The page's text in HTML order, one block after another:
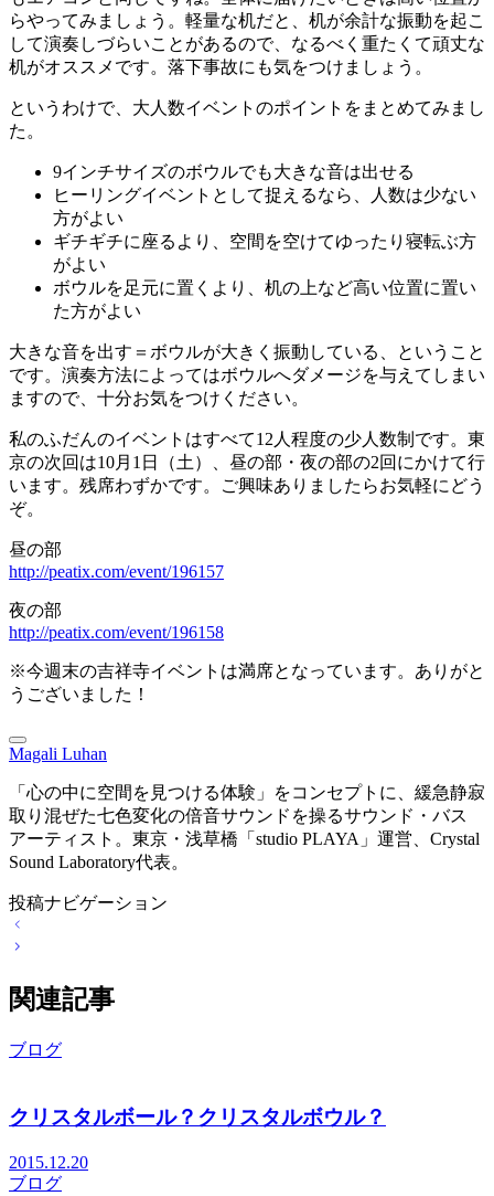
らやってみましょう。軽量な机だと、机が余計な振動を起こ
して演奏しづらいことがあるので、なるべく重たくて頑丈な
机がオススメです。落下事故にも気をつけましょう。
というわけで、大人数イベントのポイントをまとめてみまし
た。
9インチサイズのボウルでも大きな音は出せる
ヒーリングイベントとして捉えるなら、人数は少ない
方がよい
ギチギチに座るより、空間を空けてゆったり寝転ぶ方
がよい
ボウルを足元に置くより、机の上など高い位置に置い
た方がよい
大きな音を出す＝ボウルが大きく振動している、ということ
です。演奏方法によってはボウルへダメージを与えてしまい
ますので、十分お気をつけください。
私のふだんのイベントはすべて12人程度の少人数制です。東
京の次回は10月1日（土）、昼の部・夜の部の2回にかけて行
います。残席わずかです。ご興味ありましたらお気軽にどう
ぞ。
昼の部
http://peatix.com/event/196157
夜の部
http://peatix.com/event/196158
※今週末の吉祥寺イベントは満席となっています。ありがと
うございました！
Magali Luhan
「心の中に空間を見つける体験」をコンセプトに、緩急静寂
取り混ぜた七色変化の倍音サウンドを操るサウンド・バス
アーティスト。東京・浅草橋「studio PLAYA」運営、Crystal
Sound Laboratory代表。
投稿ナビゲーション
関連記事
ブログ
クリスタルボール？クリスタルボウル？
2015.12.20
ブログ